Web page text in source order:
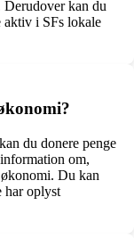
Derudover kan du
aktiv i SFs lokale
du donere penge
om,
Du kan
har oplyst